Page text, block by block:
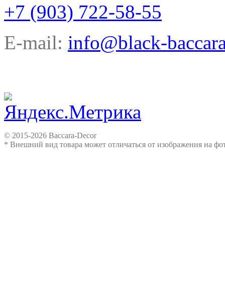
+7 (903) 722-58-55
E-mail: info@black-
© 2015-2026 Baccara-Decor
* Внешний вид товара может отличаться от изображения на